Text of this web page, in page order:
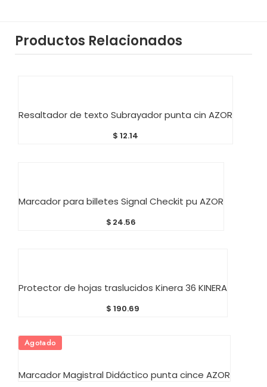
Productos Relacionados
Resaltador de texto Subrayador punta cin AZOR
$ 12.14
Marcador para billetes Signal Checkit pu AZOR
$ 24.56
Protector de hojas traslucidos Kinera 36 KINERA
$ 190.69
Agotado
Marcador Magistral Didáctico punta cince AZOR